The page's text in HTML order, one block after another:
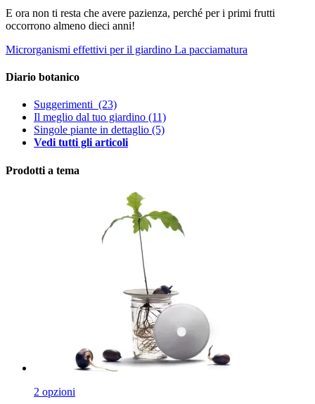
E ora non ti resta che avere pazienza, perché per i primi frutti
occorrono almeno dieci anni!
Microrganismi effettivi per il giardino La pacciamatura
Diario botanico
Suggerimenti (23)
Il meglio dal tuo giardino (11)
Singole piante in dettaglio (5)
Vedi tutti gli articoli
Prodotti a tema
2 opzioni